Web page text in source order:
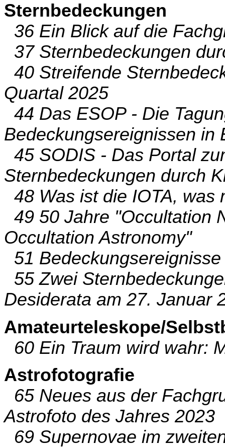
Sternbedeckungen
36 Ein Blick auf die
37 Sternbedeckungen
40 Streifende
Quartal 2025
44 Das ESOP - Die
Bedeckungsereignissen in
45 SODIS - Das Portal
Sternbedeckungen durch
48 Was ist die IOTA, was
49 50 Jahre "Occultation
Occultation Astronomy"
51
55 Zwei
Desiderata am 27. Januar
Amateurteleskope/
60 Ein Traum wird wahr:
Astrofotografie
65 Neues aus der
Astrofoto des Jahres 2023
69 Supernovae im